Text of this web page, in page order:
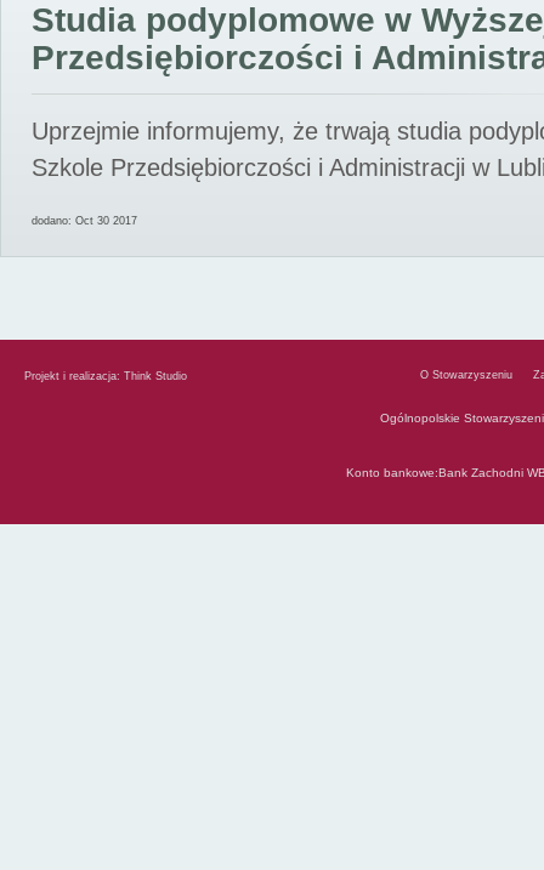
Studia podyplomowe w
Przedsiębiorczości i
Uprzejmie informujemy, że trwają studia
Szkole Przedsiębiorczości i Administracji w
dodano: Oct 30 2017
Projekt i realizacja: Think Studio O Stowarzyszeniu
Ogólnopolskie
Konto bankowe:Bank Zachodni